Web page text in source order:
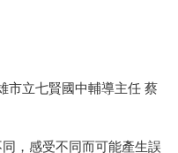
市立七賢國中輔導主任 蔡
，感受不同而可能產生誤